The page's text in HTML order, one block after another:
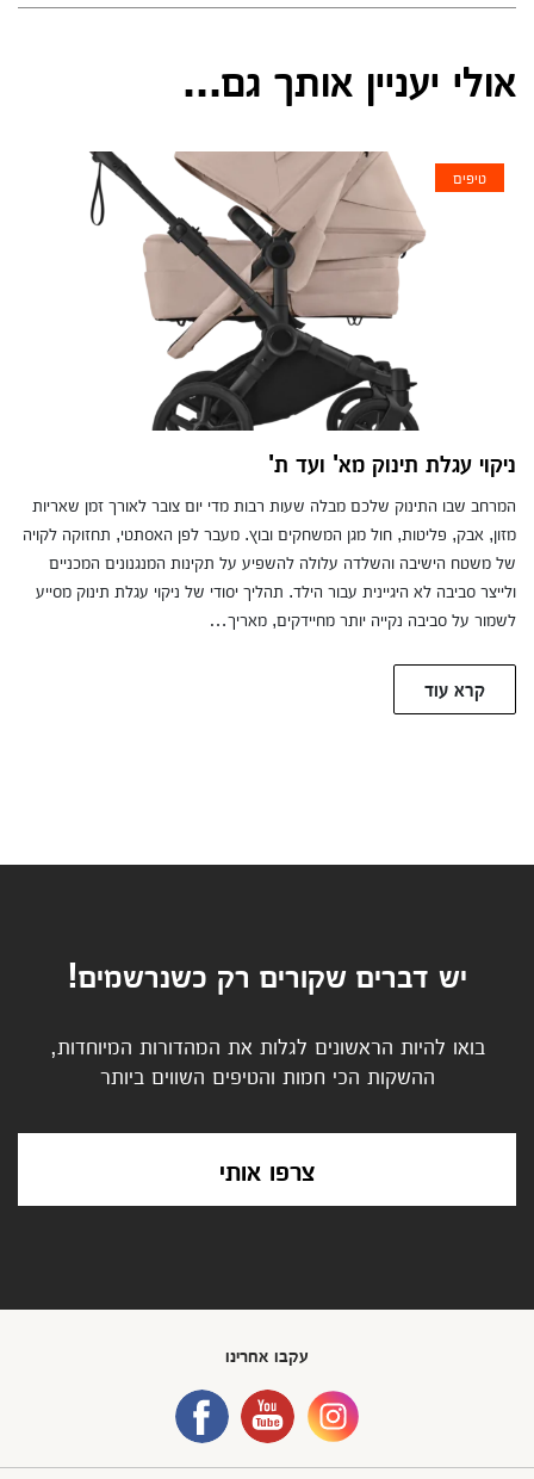
אולי יעניין אותך גם...
טיפים
ניקוי עגלת תינוק מא' ועד ת'
המרחב שבו התינוק שלכם מבלה שעות רבות מדי יום צובר לאורך זמן שאריות
מזון, אבק, פליטות, חול מגן המשחקים ובוץ. מעבר לפן האסתטי, תחזוקה לקויה
של משטח הישיבה והשלדה עלולה להשפיע על תקינות המנגנונים המכניים
ולייצר סביבה לא היגיינית עבור הילד. תהליך יסודי של ניקוי עגלת תינוק מסייע
לשמור על סביבה נקייה יותר מחיידקים, מאריך…
קרא עוד
יש דברים שקורים רק כשנרשמים!
בואו להיות הראשונים לגלות את המהדורות המיוחדות,
ההשקות הכי חמות והטיפים השווים ביותר
צרפו אותי
עקבו אחרינו